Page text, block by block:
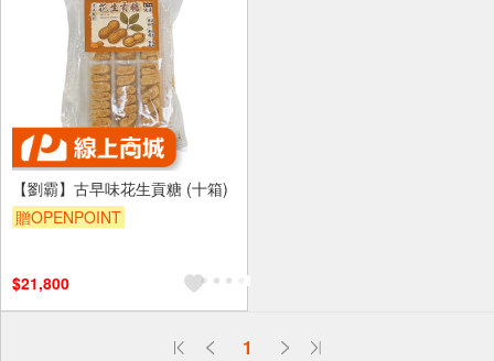
【劉霸】古早味花生貢糖 (十箱)
贈OPENPOINT
$21,800
1
偏遠地區配送